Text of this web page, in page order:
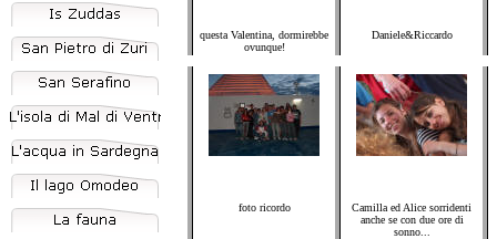
questa Valentina, dormirebbe
ovunque!
Daniele&Riccardo
foto ricordo
Camilla ed Alice sorridenti
anche se con due ore di
sonno...